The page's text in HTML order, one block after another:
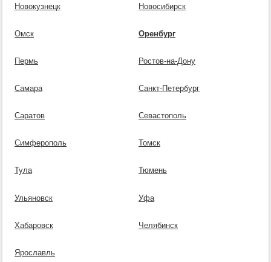
Новокузнецк Новосибирск
Омск Оренбург
Пермь Ростов-на-Дону
Самара Санкт-Петербург
Саратов Севастополь
Симферополь Томск
Тула Тюмень
Ульяновск Уфа
Хабаровск Челябинск
Ярославль